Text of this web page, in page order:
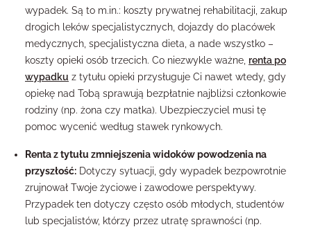
wypadek. Są to m.in.: koszty prywatnej rehabilitacji, zakup
drogich leków specjalistycznych, dojazdy do placówek
medycznych, specjalistyczna dieta, a nade wszystko –
koszty opieki osób trzecich. Co niezwykle ważne, renta po
wypadku z tytułu opieki przysługuje Ci nawet wtedy, gdy
opiekę nad Tobą sprawują bezpłatnie najbliżsi członkowie
rodziny (np. żona czy matka). Ubezpieczyciel musi tę
pomoc wycenić według stawek rynkowych.
Renta z tytułu zmniejszenia widoków powodzenia na
przyszłość: Dotyczy sytuacji, gdy wypadek bezpowrotnie
zrujnował Twoje życiowe i zawodowe perspektywy.
Przypadek ten dotyczy często osób młodych, studentów
lub specjalistów, którzy przez utratę sprawności (np.